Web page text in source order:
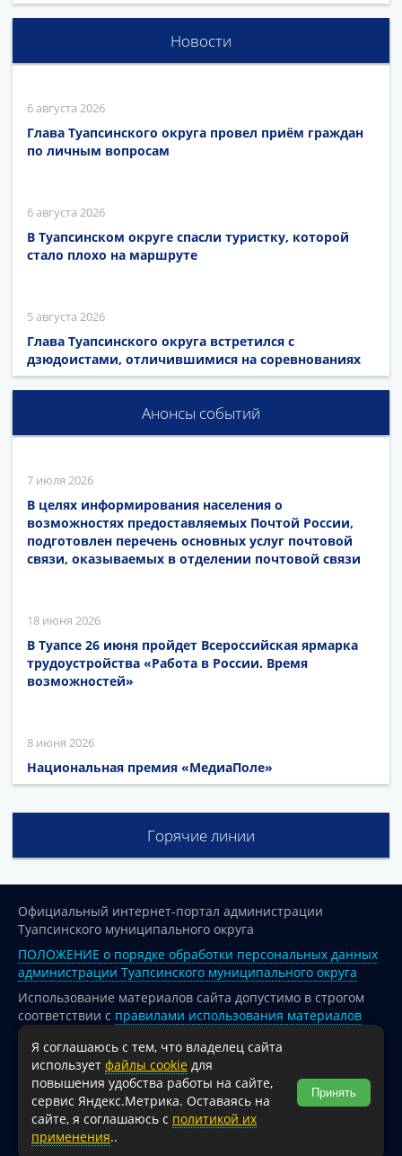
Новости
6 августа 2026
Глава Туапсинского округа провел приём граждан
по личным вопросам
6 августа 2026
В Туапсинском округе спасли туристку, которой
стало плохо на маршруте
5 августа 2026
Глава Туапсинского округа встретился с
дзюдоистами, отличившимися на соревнованиях
Анонсы событий
7 июля 2026
В целях информирования населения о
возможностях предоставляемых Почтой России,
подготовлен перечень основных услуг почтовой
связи, оказываемых в отделении почтовой связи
18 июня 2026
В Туапсе 26 июня пройдет Всероссийская ярмарка
трудоустройства «Работа в России. Время
возможностей»
8 июня 2026
Национальная премия «МедиаПоле»
Горячие линии
Официальный интернет-портал администрации
Туапсинского муниципального округа
ПОЛОЖЕНИЕ о порядке обработки персональных данных
администрации Туапсинского муниципального округа
Использование материалов сайта допустимо в строгом
соответствии с правилами использования материалов
опубликованных на сайте
При перепечатке и использовании информации ссылка
на источник обязательна.
Для сайтов и страниц сети Интернет обязательна
активная гиперссылка на официальный интернет-портал
администрации Туапсинского муниципального округа.
Я соглашаюсь с тем, что владелец сайта
использует файлы cookie для
повышения удобства работы на сайте,
сервис Яндекс.Метрика. Оставаясь на
сайте, я соглашаюсь с политикой их
применения..
Принять